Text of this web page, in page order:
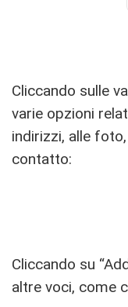
Cliccando sulle
varie opzioni
indirizzi, alle
contatto:
Cliccando su
altre voci, come